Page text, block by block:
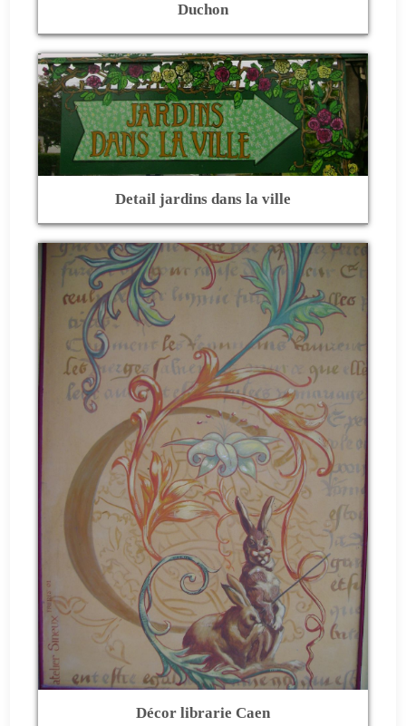
Duchon
Detail jardins dans la ville
Décor librarie Caen